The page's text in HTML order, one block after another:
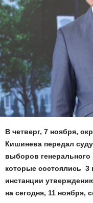
В четверг, 7 ноября,
Кишинева передал
выборов
которые состоялись 3
инстанции
на сегодня, 11 ноября,